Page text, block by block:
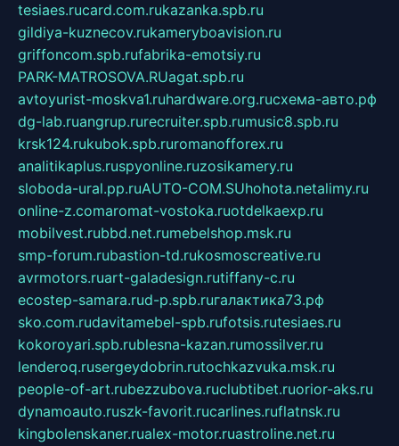
tesiaes.rucard.com.rukazanka.spb.ru
gildiya-kuznecov.rukameryboavision.ru
griffoncom.spb.rufabrika-emotsiy.ru
PARK-MATROSOVA.RUagat.spb.ru
avtoyurist-moskva1.ruhardware.org.ruсхема-авто.рф
dg-lab.ruangrup.rurecruiter.spb.rumusic8.spb.ru
krsk124.rukubok.spb.ruromanofforex.ru
analitikaplus.ruspyonline.ruzosikamery.ru
sloboda-ural.pp.ruAUTO-COM.SUhohota.netalimy.ru
online-z.comaromat-vostoka.ruotdelkaexp.ru
mobilvest.rubbd.net.rumebelshop.msk.ru
smp-forum.rubastion-td.rukosmoscreative.ru
avrmotors.ruart-galadesign.rutiffany-c.ru
ecostep-samara.rud-p.spb.ruгалактика73.рф
sko.com.rudavitamebel-spb.rufotsis.rutesiaes.ru
kokoroyari.spb.rublesna-kazan.rumossilver.ru
lenderoq.rusergeydobrin.rutochkazvuka.msk.ru
people-of-art.rubezzubova.ruclubtibet.ruorior-aks.ru
dynamoauto.ruszk-favorit.rucarlines.ruflatnsk.ru
kingbolenskaner.rualex-motor.ruastroline.net.ru